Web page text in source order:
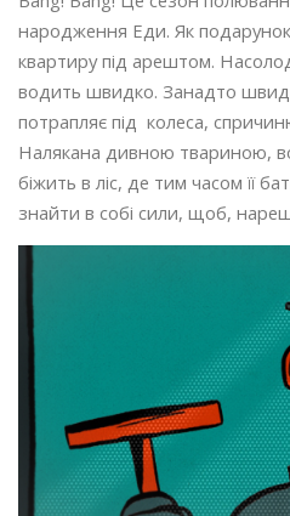
народження Еди. Як
квартиру під арештом.
водить швидко. Занадто
потрапляє під колеса,
Налякана дивною твариною,
біжить в ліс, де тим часом її
знайти в собі сили, щоб,